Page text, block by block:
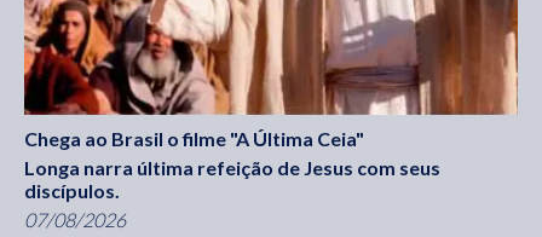
Chega ao Brasil o filme "A Última Ceia"
Longa narra última refeição de Jesus com seus
discípulos.
07/08/2026